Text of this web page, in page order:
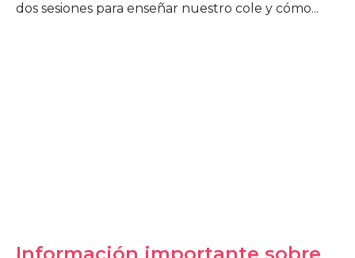
dos sesiones para enseñar nuestro cole y cómo...